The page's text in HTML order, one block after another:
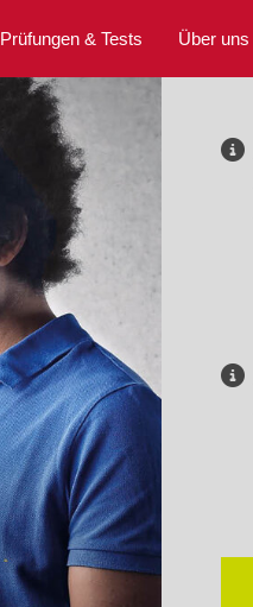
Prüfungen & Tests Über uns